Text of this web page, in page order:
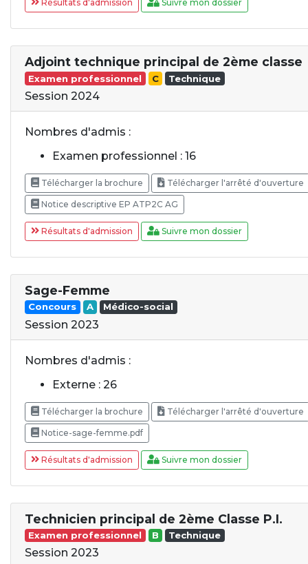
Résultats d'admission Suivre mon dossier
Adjoint technique principal de 2ème classe
Examen professionnel C Technique
Session 2024
Nombres d'admis :
Examen professionnel : 16
Télécharger la brochure Télécharger l'arrêté d'ouverture
Notice descriptive EP ATP2C AG
Résultats d'admission Suivre mon dossier
Sage-Femme
Concours A Médico-social
Session 2023
Nombres d'admis :
Externe : 26
Télécharger la brochure Télécharger l'arrêté d'ouverture
Notice-sage-femme.pdf
Résultats d'admission Suivre mon dossier
Technicien principal de 2ème Classe P.I.
Examen professionnel B Technique
Session 2023